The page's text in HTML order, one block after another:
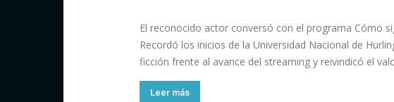
El reconocido actor conversó con el programa Cómo
Recordó los inicios de la Universidad Nacional de
ficción frente al avance del streaming y reivindicó el
Leer más